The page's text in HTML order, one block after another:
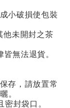
小破損使包裝
他未開封之茶
無法退貨。
存，請放置常
。
密封袋口。